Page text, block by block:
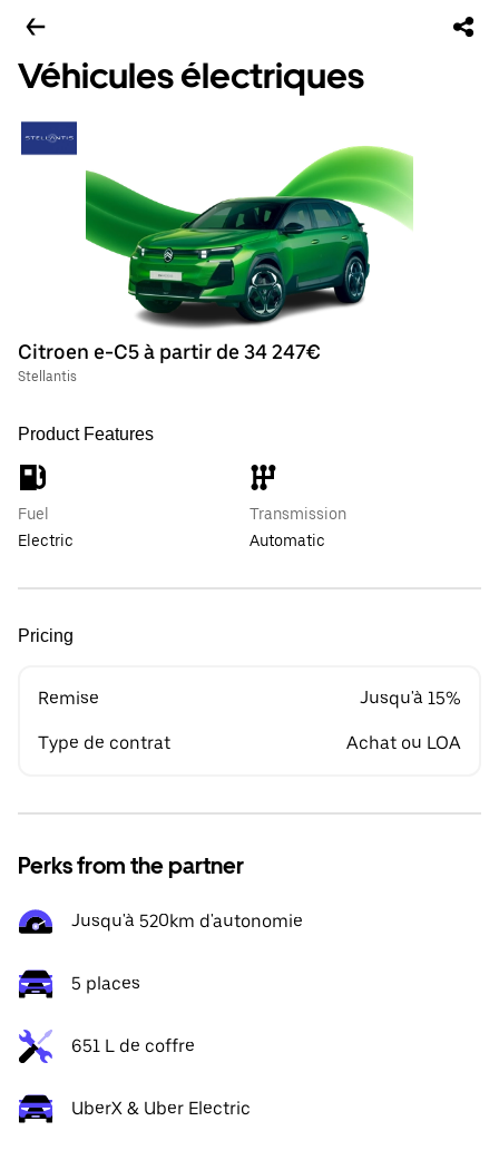
Véhicules électriques
Citroen e-C5 à partir de 34 247€
Stellantis
Product Features
Fuel
Electric
Transmission
Automatic
Pricing
Remise Jusqu'à 15%
Type de contrat Achat ou LOA
Perks from the partner
Jusqu'à 520km d'autonomie
5 places
651 L de coffre
UberX & Uber Electric